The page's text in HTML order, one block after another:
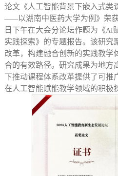
论文《人工智能背景下嵌入式类
——以湖南中医药大学为例》荣
日下午在大会分论坛作题为《AI
实践探索》的专题报告。该研究
改革，构建融合创新的实践教学
合的有效路径。研究成果为地方
下推动课程体系改革提供了可推
在人工智能赋能教学领域的积极